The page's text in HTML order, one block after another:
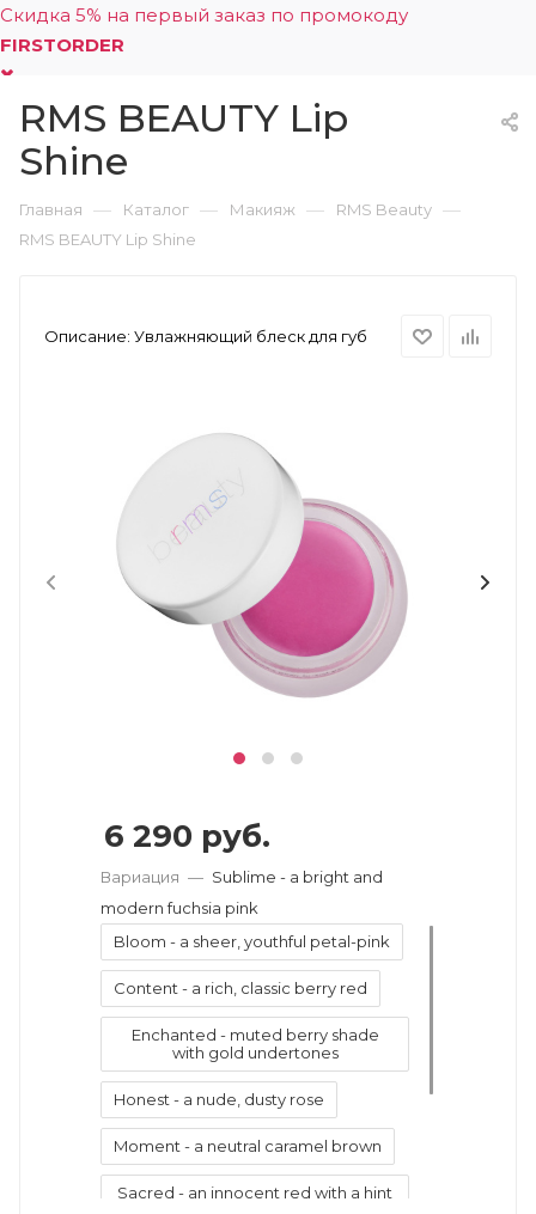
Скидка 5% на первый заказ по промокоду
FIRSTORDER
0
RMS BEAUTY Lip
Shine
Главная — Каталог — Макияж — RMS Beauty —
RMS BEAUTY Lip Shine
Описание: Увлажняющий блеск для губ
6 290 руб.
Вариация — Sublime - a bright and
modern fuchsia pink
Bloom - a sheer, youthful petal-pink
Content - a rich, classic berry red
Enchanted - muted berry shade
with gold undertones
Honest - a nude, dusty rose
Moment - a neutral caramel brown
Sacred - an innocent red with a hint